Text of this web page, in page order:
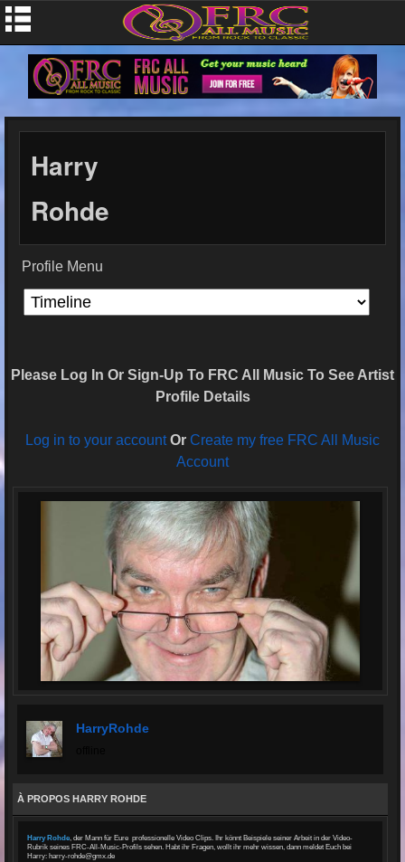
Harry
Rohde
Profile Menu
Please Log In Or Sign-Up To FRC All Music To See Artist
Profile Details
Log in to your account Or Create my free FRC All Music
Account
HarryRohde
À PROPOS HARRY ROHDE
Harry Rohde, der Mann für Eure professionelle Video Clips. Ihr könnt Beispiele seiner Arbeit in der Video-
Rubrik seines FRC-All-Music-Profils sehen. Habt ihr Fragen, wollt ihr mehr wissen, dann meldet Euch bei
Harry: harry-rohde@gmx.de